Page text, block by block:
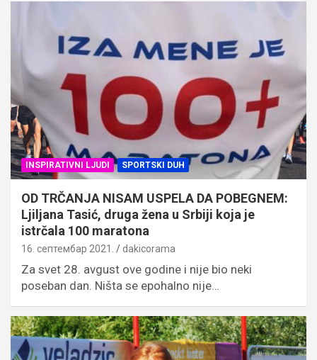
INSPIRATIVNI LJUDI SPORTSKI DUH
OD TRČANJA NISAM USPELA DA POBEGNEM:
Ljiljana Tasić, druga žena u Srbiji koja je
istrčala 100 maratona
16. септембар 2021. dakicorama
Za svet 28. avgust ove godine i nije bio neki
poseban dan. Ništa se epohalno nije…